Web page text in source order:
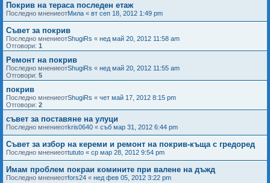
Покрив на тераса последен етаж
Последно мнениеотМила « вт сеп 18, 2012 1:49 pm
Съвет за покрив
Последно мнениеотShugiRs « нед май 20, 2012 11:58 am
Отговори: 1
Ремонт на покрив
Последно мнениеотShugiRs « нед май 20, 2012 11:55 am
Отговори: 5
покрив
Последно мнениеотShugiRs « чет май 17, 2012 8:15 pm
Отговори: 2
съвет за поставяне на улуци
Последно мнениеотkris0640 « съб мар 31, 2012 6:44 pm
Съвет за избор на кереми и ремонт на покрив-къща с гредоред
Последно мнениеотtututo « ср мар 28, 2012 9:54 pm
Имам проблем покраи комините при валене на дъжд
Последно мнениеотfors24 « нед фев 05, 2012 3:22 pm